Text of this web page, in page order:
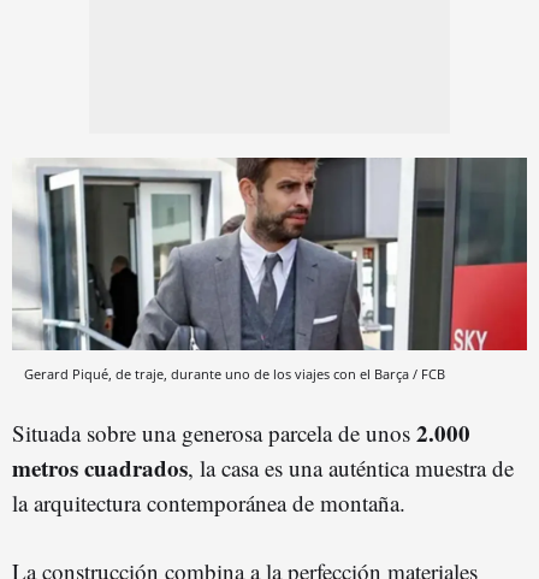
Gerard Piqué, de traje, durante uno de los viajes con el Barça / FCB
Situada sobre una generosa parcela de unos 2.000
metros cuadrados, la casa es una auténtica muestra de
la arquitectura contemporánea de montaña.
La construcción combina a la perfección materiales